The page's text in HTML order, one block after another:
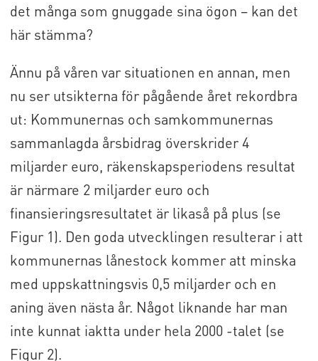
det många som gnuggade sina ögon – kan det
här stämma?
Ännu på våren var situationen en annan, men
nu ser utsikterna för pågående året rekordbra
ut: Kommunernas och samkommunernas
sammanlagda årsbidrag överskrider 4
miljarder euro, räkenskapsperiodens resultat
är närmare 2 miljarder euro och
finansieringsresultatet är likaså på plus (se
Figur 1). Den goda utvecklingen resulterar i att
kommunernas lånestock kommer att minska
med uppskattningsvis 0,5 miljarder och en
aning även nästa år. Något liknande har man
inte kunnat iaktta under hela 2000 -talet (se
Figur 2).